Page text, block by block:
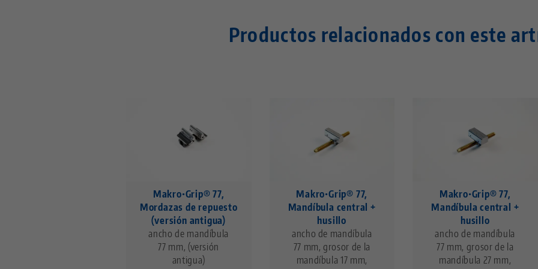
Productos relacionados con este
Makro•Grip® 77,
Mordazas de repuesto
(versión antigua)
ancho de mandíbula
77 mm, (versión
antigua)
Makro•Grip® 77,
Mandíbula central +
husillo
ancho de mandíbula
77 mm, grosor de la
mandíbula 17 mm,
Makro•Grip® 77,
Mandíbula central +
husillo
ancho de mandíbula
77 mm, grosor de la
mandíbula 27 mm,